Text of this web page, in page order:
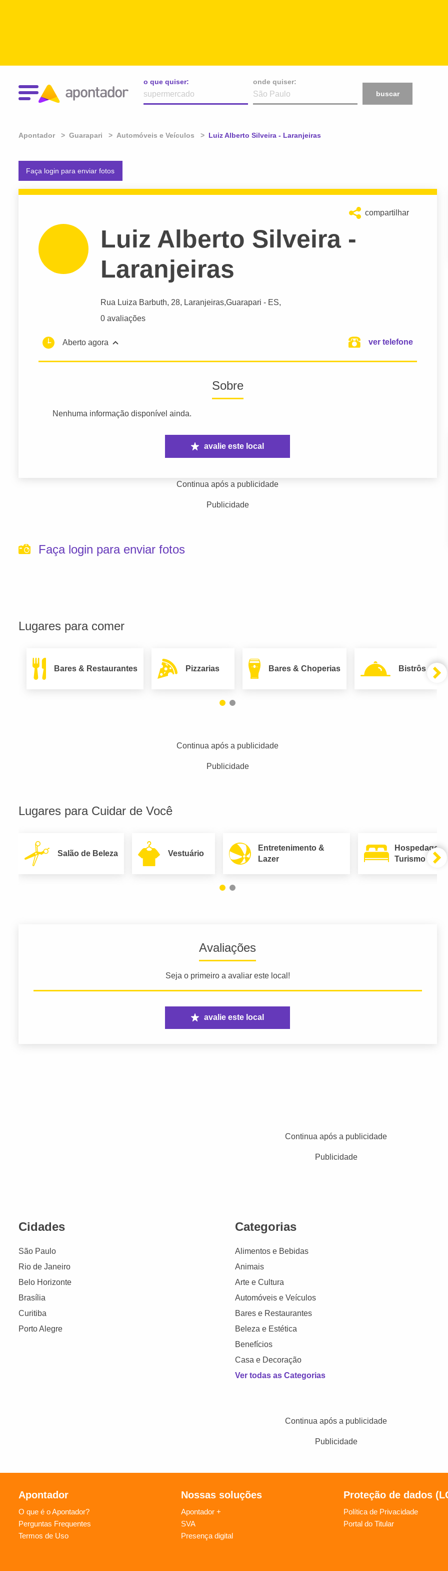
o que quiser:
onde quiser:
buscar
Apontador Guarapari Automóveis e Veículos Atual:
Luiz Alberto Silveira - Laranjeiras
Faça login para enviar fotos
compartilhar
Luiz Alberto Silveira -
Laranjeiras
Rua Luiza Barbuth, 28, Laranjeiras,Guarapari - ES,
0 avaliações
Aberto agora ver telefone
Sobre
Nenhuma informação disponível ainda.
avalie este local
Continua após a publicidade
Publicidade
Faça login para enviar fotos
Lugares para comer
Bares & Restaurantes Pizzarias Bares & Choperias Bistrôs
Continua após a publicidade
Publicidade
Lugares para Cuidar de Você
Salão de Beleza Vestuário
Entretenimento &
Lazer
Hospedagem
Turismo
Avaliações
Seja o primeiro a avaliar este local!
avalie este local
Continua após a publicidade
Publicidade
Cidades
São Paulo
Rio de Janeiro
Belo Horizonte
Brasília
Curitiba
Porto Alegre
Categorias
Alimentos e Bebidas
Animais
Arte e Cultura
Automóveis e Veículos
Bares e Restaurantes
Beleza e Estética
Benefícios
Casa e Decoração
Ver todas as Categorias
Continua após a publicidade
Publicidade
Apontador
O que é o Apontador?
Perguntas Frequentes
Termos de Uso
Nossas soluções
Apontador +
SVA
Presença digital
Proteção de dados
Política de Privacidade
Portal do Titular